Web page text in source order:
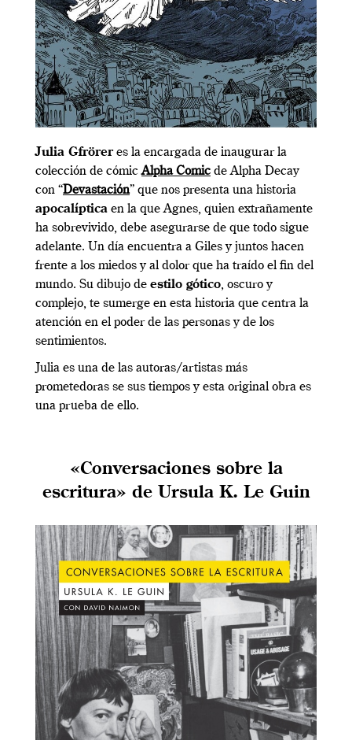
Julia Gfröreres la encargada de inaugurar la
colección de cómicAlpha Comic de Alpha Decay
con “Devastación” que nos presenta una historia
apocalíptica en la que Agnes, quien extrañamente
ha sobrevivido, debe asegurarse de que todo sigue
adelante. Un día encuentra a Giles y juntos hacen
frente a los miedos y al dolor que ha traído el fin del
mundo. Su dibujo de estilo gótico, oscuro y
complejo, te sumerge en esta historia que centra la
atención en el poder de las personas y de los
sentimientos.
Julia es una de las autoras/artistas más
prometedoras se sus tiempos y esta original obra es
una prueba de ello.
«Conversaciones sobre la
escritura» de Ursula K. Le Guin